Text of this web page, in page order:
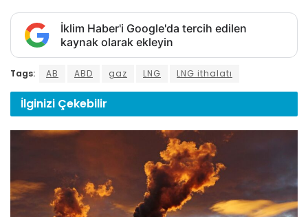
İklim Haber'i Google'da tercih edilen
kaynak olarak ekleyin
Tags: AB ABD gaz LNG LNG ithalatı
İlginizi Çekebilir